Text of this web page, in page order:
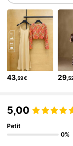
43 ,59€ 29
5,00
Petit
0%